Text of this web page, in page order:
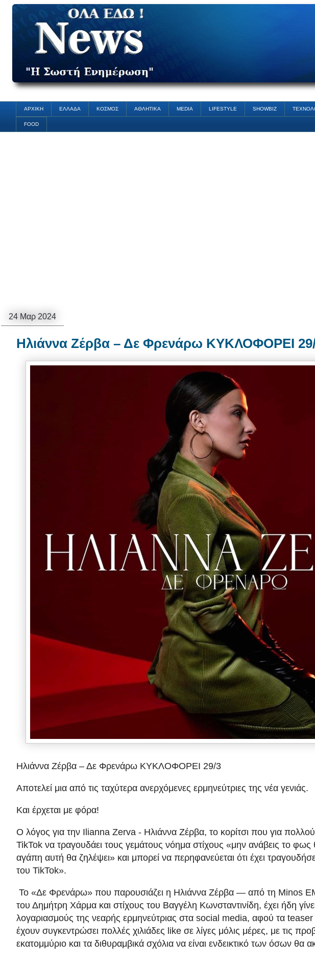
ΑΡΧΙΚΗ ΕΛΛΑΔΑ ΚΟΣΜΟΣ ΑΘΛΗΤΙΚΑ MEDIA LIFESTYLE SHOWBIZ
FOOD
24 Μαρ 2024
Ηλιάννα Ζέρβα – Δε Φρενάρω ΚΥΚΛΟΦΟΡΕΙ
Ηλιάννα Ζέρβα – Δε Φρενάρω ΚΥΚΛΟΦΟΡΕΙ 29/3
Αποτελεί μια από τις ταχύτερα ανερχόμενες ερμηνεύτριες της νέα γενιάς.
Και έρχεται με φόρα!
Ο λόγος για την Ilianna Zerva - Ηλιάννα Ζέρβα, το κορίτσι που για
TikTok να τραγουδάει τους γεμάτους νόημα στίχους «μην ανάβεις το
αγάπη αυτή θα ζηλέψει» και μπορεί να περηφανεύεται ότι έχει
του TikTok».
Το «Δε Φρενάρω» που παρουσιάζει η Ηλιάννα Ζέρβα — από τη Minos
του Δημήτρη Χάρμα και στίχους του Βαγγέλη Κωνσταντινίδη, έχει ήδη
λογαριασμούς της νεαρής ερμηνεύτριας στα social media, αφού τα teaser
έχουν συγκεντρώσει πολλές χιλιάδες like σε λίγες μόλις μέρες, με τις
εκατομμύριο και τα διθυραμβικά σχόλια να είναι ενδεικτικό των όσων θα